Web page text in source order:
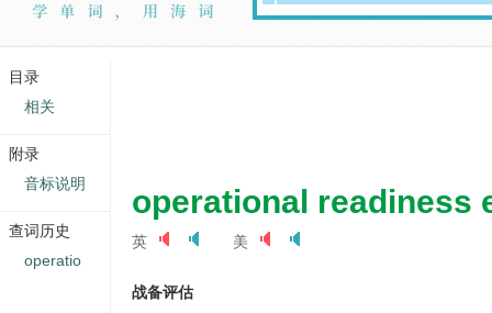
operational readiness
英 美
战备评估
目录
相关
附录
音标说明
查词历史
operatio